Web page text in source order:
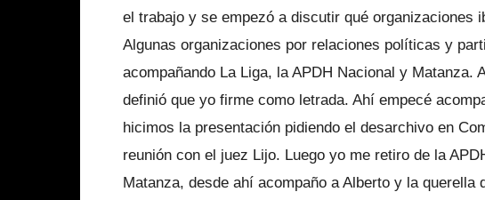
el trabajo y se empezó a discutir qué organizaciones
Algunas organizaciones por relaciones políticas y
acompañando La Liga, la APDH Nacional y Matanza.
definió que yo firme como letrada. Ahí empecé
hicimos la presentación pidiendo el desarchivo en
reunión con el juez Lijo. Luego yo me retiro de la
Matanza, desde ahí acompaño a Alberto y la querella